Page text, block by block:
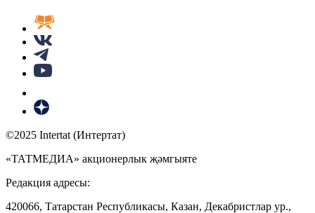
©2025 Intertat (Интертат)
«ТАТМЕДИА» акционерлык җәмгыяте
Редакция адресы:
420066, Татарстан Республикасы, Казан, Декабристлар ур.,